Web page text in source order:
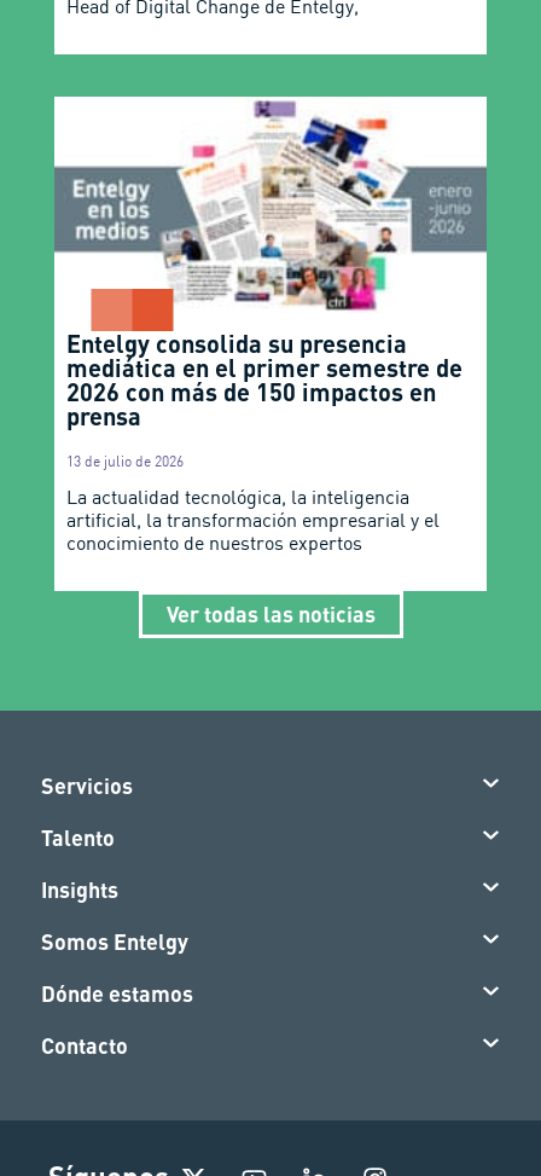
Head of Digital Change de Entelgy,
Entelgy consolida su presencia
mediática en el primer semestre de
2026 con más de 150 impactos en
prensa
13 de julio de 2026
La actualidad tecnológica, la inteligencia
artificial, la transformación empresarial y el
conocimiento de nuestros expertos
Ver todas las noticias
Servicios
Talento
Insights
Somos Entelgy
Dónde estamos
Contacto
I